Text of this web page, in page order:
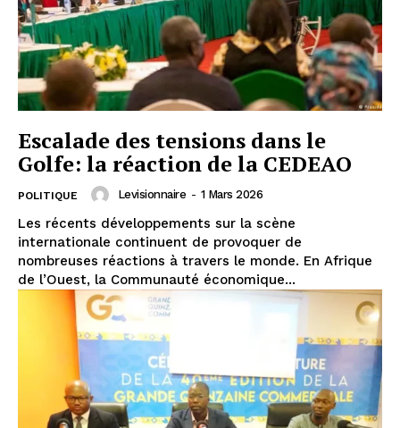
Escalade des tensions dans le
Golfe: la réaction de la CEDEAO
POLITIQUE Levisionnaire - 1 Mars 2026
Les récents développements sur la scène
internationale continuent de provoquer de
nombreuses réactions à travers le monde. En Afrique
de l’Ouest, la Communauté économique...